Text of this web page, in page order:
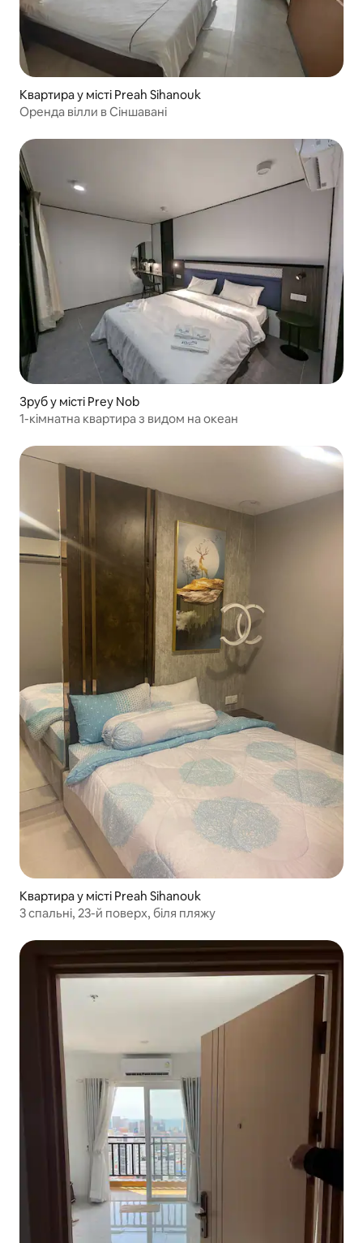
Квартира у місті Preah Sihanouk
Оренда вілли в Сіншавані
Зруб у місті Prey Nob
1-кімнатна квартира з видом на океан
Квартира у місті Preah Sihanouk
3 спальні, 23-й поверх, біля пляжу